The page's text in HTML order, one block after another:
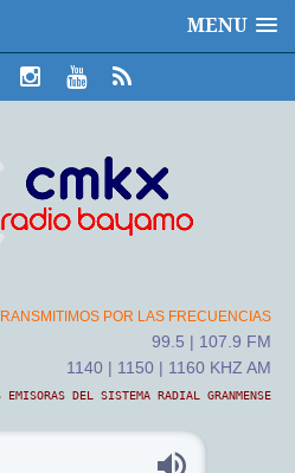
MENU
POR LAS FRECUENCIAS
99.5 | 107.9 FM
1140 | 1150 | 1160 KHZ AM
EMISORAS DEL SISTEMA RADIAL GRANMENSE